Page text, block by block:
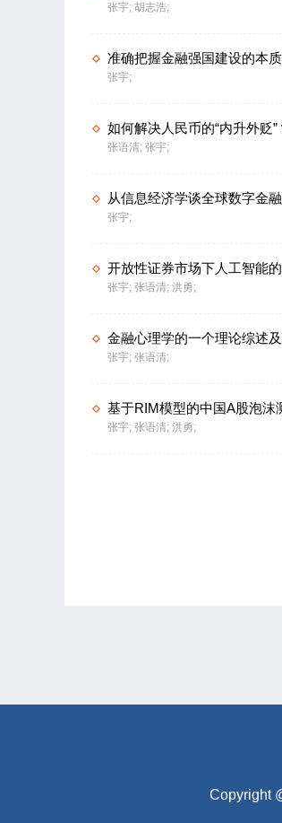
张宇; 胡志浩;
准确把握金融强国建设的本
张宇;
如何解决人民币的“内升外贬”
张语清; 张宇;
从信息经济学谈全球数字金
张宇;
开放性证券市场下人工智能的
张宇; 张语清; 洪勇;
金融心理学的一个理论综述
张宇; 张语清;
基于RIM模型的中国A股泡沫
张宇; 张语清; 洪勇;
Copyright